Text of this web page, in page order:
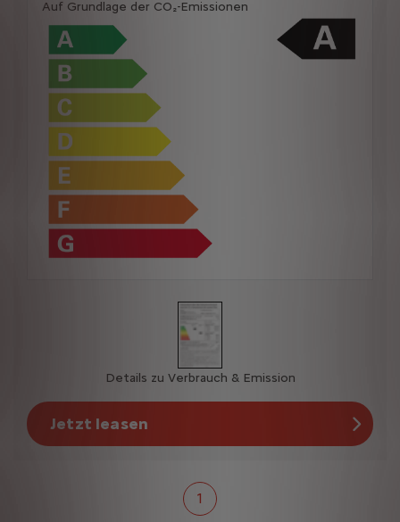
Auf Grundlage der CO₂-Emissionen
Details zu Verbrauch & Emission
Jetzt leasen
1